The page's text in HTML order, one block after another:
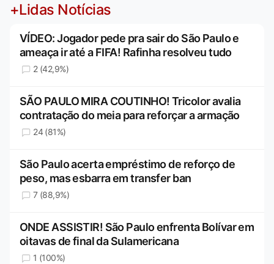
+Lidas Notícias
VÍDEO: Jogador pede pra sair do São Paulo e
ameaça ir até a FIFA! Rafinha resolveu tudo
2 (42,9%)
SÃO PAULO MIRA COUTINHO! Tricolor avalia
contratação do meia para reforçar a armação
24 (81%)
São Paulo acerta empréstimo de reforço de
peso, mas esbarra em transfer ban
7 (88,9%)
ONDE ASSISTIR! São Paulo enfrenta Bolívar em
oitavas de final da Sulamericana
1 (100%)